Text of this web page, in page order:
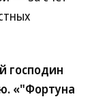
господин
«"Фортуна